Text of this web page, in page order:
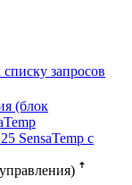
запросов